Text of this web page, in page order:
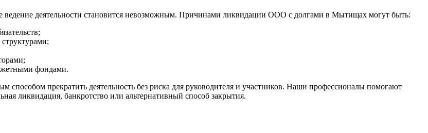
ведение деятельности становится невозможным. Причинами ликвидации ООО с долгами в Мытищах могут быть:
фондами.
прекратить деятельность без риска для руководителя и участников. Наши профессионалы помогают
ликвидация, банкротство или альтернативный способ закрытия.